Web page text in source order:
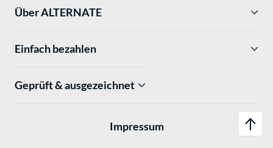
Über ALTERNATE
Einfach bezahlen
Geprüft & ausgezeichnet
Impressum